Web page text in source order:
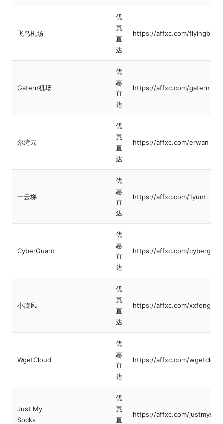
飞鸟机场
优
惠
直
达
https://affxc.com/flyingbird
Gatern机场
优
惠
直
达
https://affxc.com/gatern
尔湾云
优
惠
直
达
https://affxc.com/erwan
一云梯
优
惠
直
达
https://affxc.com/1yunti
CyberGuard
优
惠
直
达
https://affxc.com/
小旋风
优
惠
直
达
https://affxc.com/xxfeng
WgetCloud
优
惠
直
达
https://affxc.com/wgetcloud
Just My
Socks
优
惠
直
https://affxc.com/